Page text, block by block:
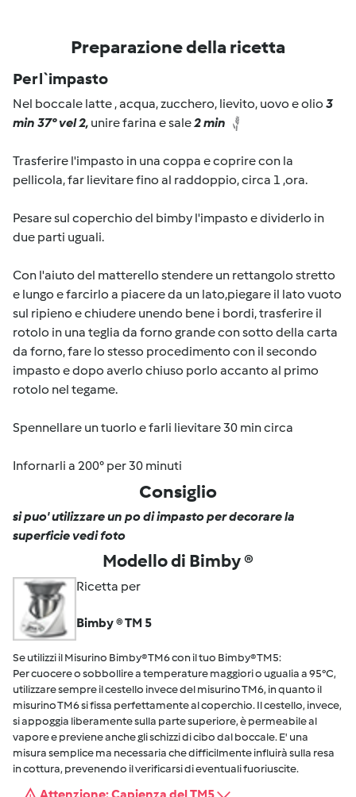
Preparazione della ricetta
Per l`impasto
Nel boccale latte , acqua, zucchero, lievito, uovo e olio 3
min 37° vel 2, unire farina e sale2 min
Trasferire l'impasto in una coppa e coprire con la
pellicola, far lievitare fino al raddoppio, circa 1 ,ora.
Pesare sul coperchio del bimby l'impasto e dividerlo in
due parti uguali.
Con l'aiuto del matterello stendere un rettangolo stretto
e lungo e farcirlo a piacere da un lato,piegare il lato vuoto
sul ripieno e chiudere unendo bene i bordi, trasferire il
rotolo in una teglia da forno grande con sotto della carta
da forno, fare lo stesso procedimento con il secondo
impasto e dopo averlo chiuso porlo accanto al primo
rotolo nel tegame.
Spennellare un tuorlo e farli lievitare 30 min circa
Infornarli a 200° per 30 minuti
Consiglio
si puo' utilizzare un po di impasto per decorare la
superficie vedi foto
Modello di Bimby ®
Ricetta per
Bimby ® TM 5
Se utilizzi il Misurino Bimby® TM6 con il tuo Bimby® TM5:
Per cuocere o sobbollire a temperature maggiori o ugualia a 95°C,
utilizzare sempre il cestello invece del misurino TM6, in quanto il
misurino TM6 si fissa perfettamente al coperchio. Il cestello, invece,
si appoggia liberamente sulla parte superiore, è permeabile al
vapore e previene anche gli schizzi di cibo dal boccale. E' una
misura semplice ma necessaria che difficilmente influirà sulla resa
in cottura, prevenendo il verificarsi di eventuali fuoriuscite.
Attenzione: Capienza del TM5